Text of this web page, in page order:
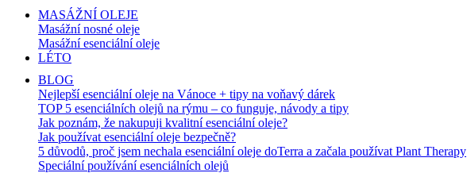
MASÁŽNÍ OLEJE
Masážní nosné oleje
Masážní esenciální oleje
LÉTO
BLOG
Nejlepší esenciální oleje na Vánoce + tipy na voňavý dárek
TOP 5 esenciálních olejů na rýmu – co funguje, návody a tipy
Jak poznám, že nakupuji kvalitní esenciální oleje?
Jak používat esenciální oleje bezpečně?
5 důvodů, proč jsem nechala esenciální oleje doTerra a začala používat Plant Therapy
Speciální používání esenciálních olejů